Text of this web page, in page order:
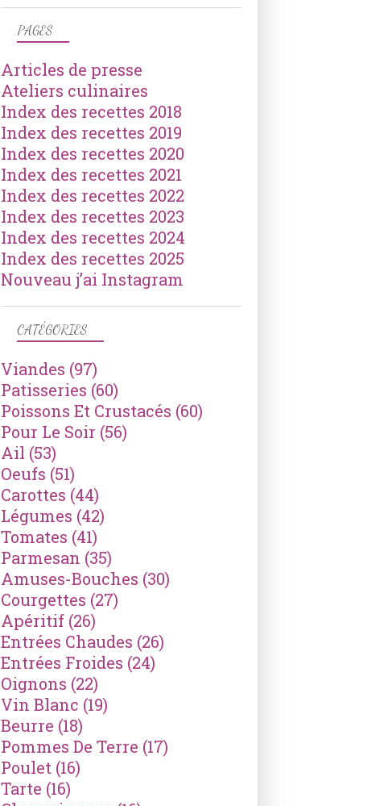
PAGES
Articles de presse
Ateliers culinaires
Index des recettes 2018
Index des recettes 2019
Index des recettes 2020
Index des recettes 2021
Index des recettes 2022
Index des recettes 2023
Index des recettes 2024
Index des recettes 2025
Nouveau j’ai Instagram
CATÉGORIES
Viandes (97)
Patisseries (60)
Poissons Et Crustacés (60)
Pour Le Soir (56)
Ail (53)
Oeufs (51)
Carottes (44)
Légumes (42)
Tomates (41)
Parmesan (35)
Amuses-Bouches (30)
Courgettes (27)
Apéritif (26)
Entrées Chaudes (26)
Entrées Froides (24)
Oignons (22)
Vin Blanc (19)
Beurre (18)
Pommes De Terre (17)
Poulet (16)
Tarte (16)